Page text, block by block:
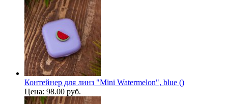
Контейнер для линз "Mini Watermelon", blue ()
Цена: 98.00 руб.